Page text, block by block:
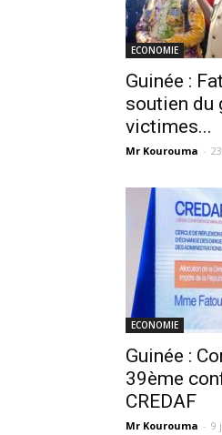
ECONOMIE
Guinée :
soutien du
victimes...
Mr Kourouma -
ECONOMIE
Guinée :
39ème
CREDAF
Mr Kourouma - 9